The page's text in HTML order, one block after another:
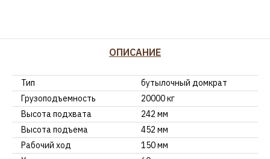
ОПИСАНИЕ
Тип
бутылочный домкрат
Грузоподъемность
20000 кг
Высота подхвата
242 мм
Высота подъема
452 мм
Рабочий ход
150 мм